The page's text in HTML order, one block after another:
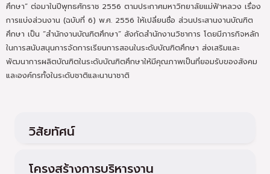
ศึกษา” ต่อมาในปีพุทธศักราช 2556 ตามประกาศมหาวิทยาลัยแม่ฟ้าหลวง เรื่อง
การแบ่งส่วนงาน (ฉบับที่ 6) พ.ศ. 2556 ให้เปลี่ยนชื่อ ส่วนประสานงานบัณฑิต
ศึกษา เป็น “สำนักงานบัณฑิตศึกษา” สังกัดสำนักงานวิชาการ โดยมีภารกิจหลัก
ในการสนับสนุนการจัดการเรียนการสอนในระดับบัณฑิตศึกษา ส่งเสริมและ
พัฒนาการผลิตบัณฑิตในระดับบัณฑิตศึกษาให้มีคุณภาพเป็นที่ยอมรับของสังคม
และองค์กรทั้งในระดับชาติและนานาชาติ
วิสัยทัศน์
โครงสร้างการบริหารงาน​